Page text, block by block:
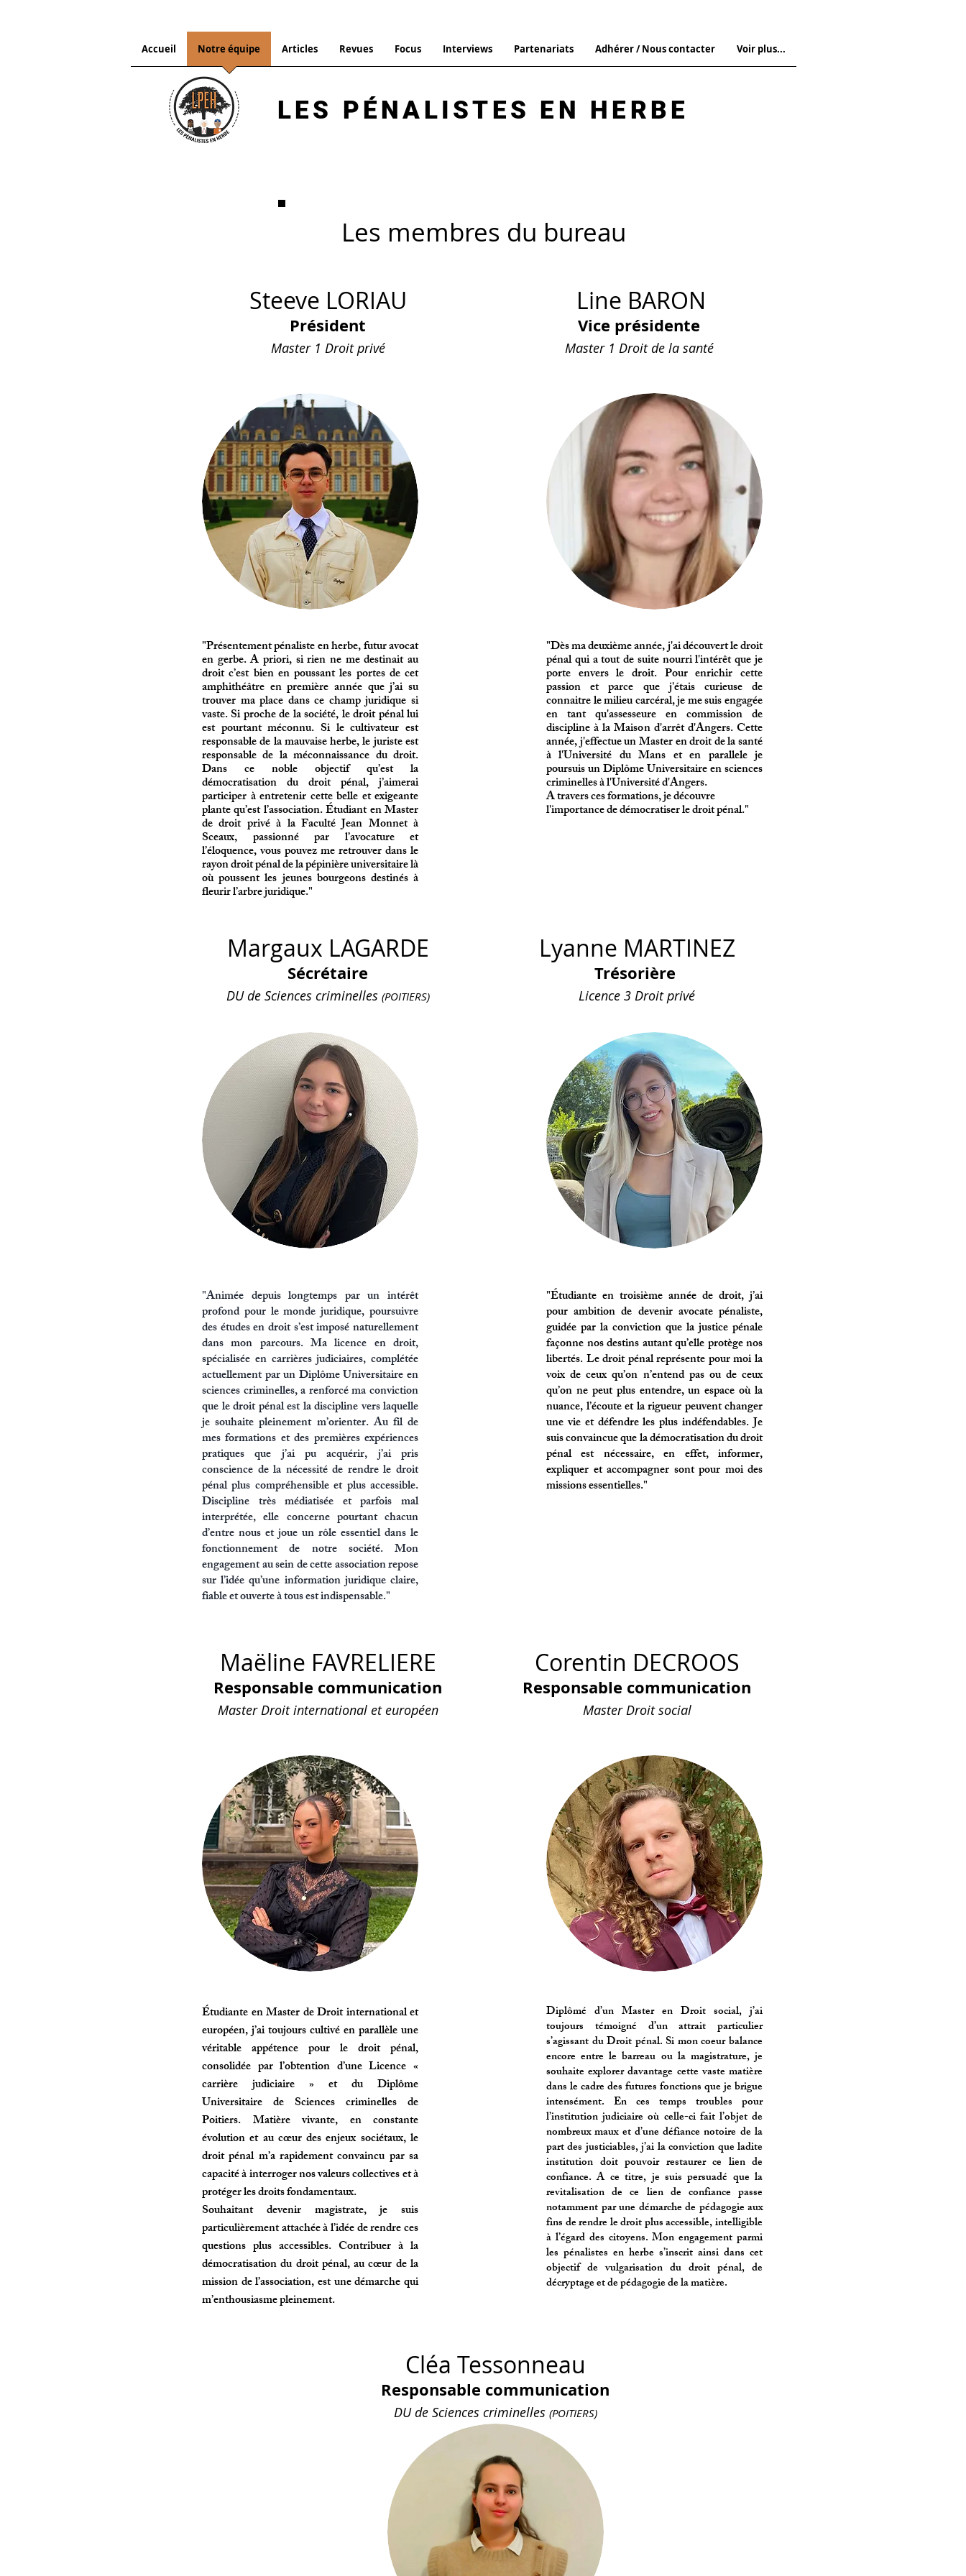
Accueil Notre équipe Articles Revues Focus Interviews Partenariats Adhérer / Nous contacter Voir plus...
LES PÉNALISTES EN HERBE
Les membres du bureau
Steeve LORIAU
Président
Master 1 Droit privé
​"Présentement pénaliste en herbe, futur avocat
en gerbe. A priori, si rien ne me destinait au
droit c’est bien en poussant les portes de cet
amphithéâtre en première année que j’ai su
trouver ma place dans ce champ juridique si
vaste. Si proche de la société, le droit pénal lui
est pourtant méconnu. Si le cultivateur est
responsable de la mauvaise herbe, le juriste est
responsable de la méconnaissance du droit.
Dans ce noble objectif qu’est la
démocratisation du droit pénal, j’aimerai
participer à entretenir cette belle et exigeante
plante qu’est l’association. Étudiant en Master
de droit privé à la Faculté Jean Monnet à
Sceaux, passionné par l’avocature et
l’éloquence, vous pouvez me retrouver dans le
rayon droit pénal de la pépinière universitaire là
où poussent les jeunes bourgeons destinés à
fleurir l’arbre juridique."
Line BARON
Vice présidente
Master 1 Droit de la santé
"Dès ma deuxième année, j'ai découvert le droit
pénal qui a tout de suite nourri l'intérêt que je
porte envers le droit. Pour enrichir cette
passion et parce que j'étais curieuse de
connaitre le milieu carcéral, je me suis engagée
en tant qu'assesseure en commission de
discipline à la Maison d'arrêt d'Angers. Cette
année, j'effectue un Master en droit de la santé
à l'Université du Mans et en parallele je
poursuis un Diplôme Universitaire en sciences
criminelles à l'Université d'Angers.
A travers ces formations, je découvre
l'importance de démocratiser le droit pénal."
Margaux LAGARDE
Sécrétaire
DU de Sciences criminelles (POITIERS)
"Animée depuis longtemps par un intérêt
profond pour le monde juridique, poursuivre
des études en droit s’est imposé naturellement
dans mon parcours. Ma licence en droit,
spécialisée en carrières judiciaires, complétée
actuellement par un Diplôme Universitaire en
sciences criminelles, a renforcé ma conviction
que le droit pénal est la discipline vers laquelle
je souhaite pleinement m’orienter. Au fil de
mes formations et des premières expériences
pratiques que j’ai pu acquérir, j’ai pris
conscience de la nécessité de rendre le droit
pénal plus compréhensible et plus accessible.
Discipline très médiatisée et parfois mal
interprétée, elle concerne pourtant chacun
d’entre nous et joue un rôle essentiel dans le
fonctionnement de notre société. Mon
engagement au sein de cette association repose
sur l’idée qu’une information juridique claire,
fiable et ouverte à tous est indispensable."
Lyanne MARTINEZ
Trésorière
Licence 3 Droit privé
"Étudiante en troisième année de droit, j’ai
pour ambition de devenir avocate pénaliste,
guidée par la conviction que la justice pénale
façonne nos destins autant qu’elle protège nos
libertés. Le droit pénal représente pour moi la
voix de ceux qu’on n’entend pas ou de ceux
qu’on ne peut plus entendre, un espace où la
nuance, l’écoute et la rigueur peuvent changer
une vie et défendre les plus indéfendables. Je
suis convaincue que la démocratisation du droit
pénal est nécessaire, en effet, informer,
expliquer et accompagner sont pour moi des
missions essentielles."
Maëline FAVRELIERE
Responsable communication
Master Droit international et européen
Étudiante en Master de Droit international et
européen, j’ai toujours cultivé en parallèle une
véritable appétence pour le droit pénal,
consolidée par l’obtention d’une Licence «
carrière judiciaire » et du Diplôme
Universitaire de Sciences criminelles de
Poitiers. Matière vivante, en constante
évolution et au cœur des enjeux sociétaux, le
droit pénal m’a rapidement convaincu par sa
capacité à interroger nos valeurs collectives et à
protéger les droits fondamentaux.
Souhaitant devenir magistrate, je suis
particulièrement attachée à l’idée de rendre ces
questions plus accessibles. Contribuer à la
démocratisation du droit pénal, au cœur de la
mission de l’association, est une démarche qui
m’enthousiasme pleinement.
Corentin DECROOS
Responsable communication
Master Droit social
Diplômé d’un Master en Droit social, j’ai
toujours témoigné d’un attrait particulier
s’agissant du Droit pénal. Si mon coeur balance
encore entre le barreau ou la magistrature, je
souhaite explorer davantage cette vaste matière
dans le cadre des futures fonctions que je brigue
intensément. En ces temps troubles pour
l’institution judiciaire où celle-ci fait l’objet de
nombreux maux et d’une défiance notoire de la
part des justiciables, j’ai la conviction que ladite
institution doit pouvoir restaurer ce lien de
confiance. A ce titre, je suis persuadé que la
revitalisation de ce lien de confiance passe
notamment par une démarche de pédagogie aux
fins de rendre le droit plus accessible, intelligible
à l’égard des citoyens. Mon engagement parmi
les pénalistes en herbe s’inscrit ainsi dans cet
objectif de vulgarisation du droit pénal, de
décryptage et de pédagogie de la matière.
Cléa Tessonneau
Responsable communication
DU de Sciences criminelles (POITIERS)